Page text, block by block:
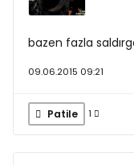
bazen fazla
09.06.2015 09:21
Patile 1